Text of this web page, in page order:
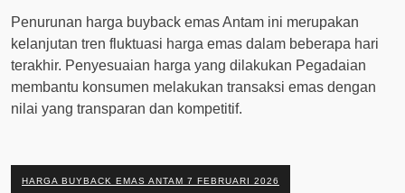
Penurunan harga buyback emas Antam ini merupakan
kelanjutan tren fluktuasi harga emas dalam beberapa hari
terakhir. Penyesuaian harga yang dilakukan Pegadaian
membantu konsumen melakukan transaksi emas dengan
nilai yang transparan dan kompetitif.
HARGA BUYBACK EMAS ANTAM 7 FEBRUARI 2026